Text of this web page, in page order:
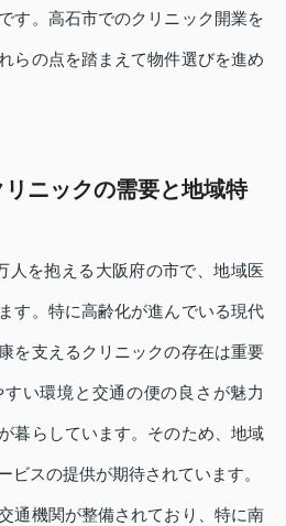
す。高石市でのクリニック開業を
らの点を踏まえて物件選びを進め
ニックの需要と地域特
人を抱える大阪府の市で、地域医
す。特に高齢化が進んでいる現代
を支えるクリニックの存在は重要
い環境と交通の便の良さが魅力
暮らしています。そのため、地域
ビスの提供が期待されています。
通機関が整備されており、特に南